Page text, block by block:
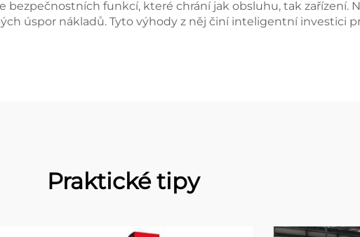
funkcí, které chrání jak obsluhu, tak zařízení.
úspor nákladů. Tyto výhody z něj činí inteligentní investici
Praktické tipy